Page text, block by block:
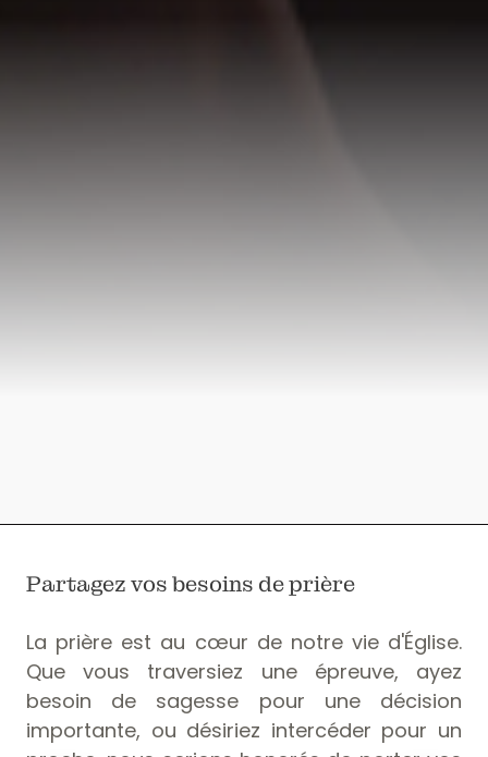
Partagez vos besoins de prière
La prière est au cœur de notre vie d'Église.
Que vous traversiez une épreuve, ayez
besoin de sagesse pour une décision
importante, ou désiriez intercéder pour un